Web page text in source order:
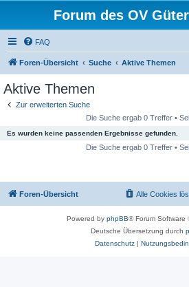
Forum des OV
FAQ
Foren-Übersicht Suche Aktive Themen
Aktive Themen
Zur erweiterten Suche
Die Suche ergab 0 Treffer •
Es wurden keine passenden Ergebnisse gefunden.
Die Suche ergab 0 Treffer •
Foren-Übersicht Alle Cookies
Powered by phpBB® Forum Software
Deutsche Übersetzung durch
Datenschutz|